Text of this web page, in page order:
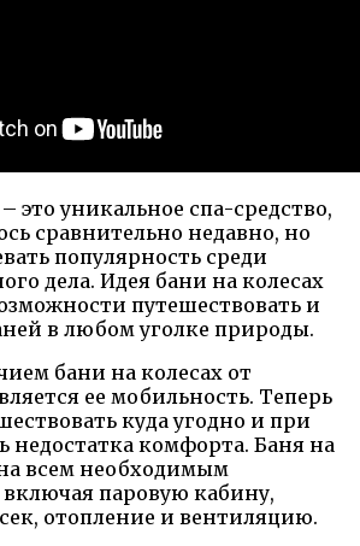
это уникальное спа-средство,
сравнительно недавно, но
популярность среди
дела. Идея бани на колесах
путешествовать и
в любом уголке природы.
бани на колесах от
ее мобильность. Теперь
куда угодно и при
недостатка комфорта. Баня на
всем необходимым
паровую кабину,
отопление и вентиляцию.